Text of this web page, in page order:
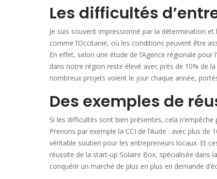
Les difficultés
Je suis souvent impressionné par la détermination
comme l’Occitanie, où les conditions peuvent être
En effet, selon une étude de l’Agence régionale
dans notre région reste élevé avec près de 10% de
nombreux projets voient le jour chaque année,
Des exemples de
Si les difficultés sont bien présentes, cela
Prenons par exemple la CCI de l’Aude : avec plus
véritable soutien pour les entrepreneurs locaux. Et
réussite de la start-up Solaire Box, spécialisée dans
conquérir un marché de plus en plus en demande